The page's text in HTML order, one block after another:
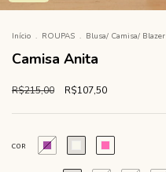
Início . ROUPAS . Blusa/ Camisa/ Blazer
Camisa Anita
R$215,00 R$107,50
COR